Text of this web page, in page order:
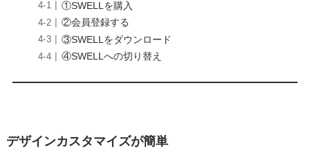
①SWELLを購入
②会員登録する
③SWELLをダウンロード
④SWELLへの切り替え
デザインカスタマイズが簡単